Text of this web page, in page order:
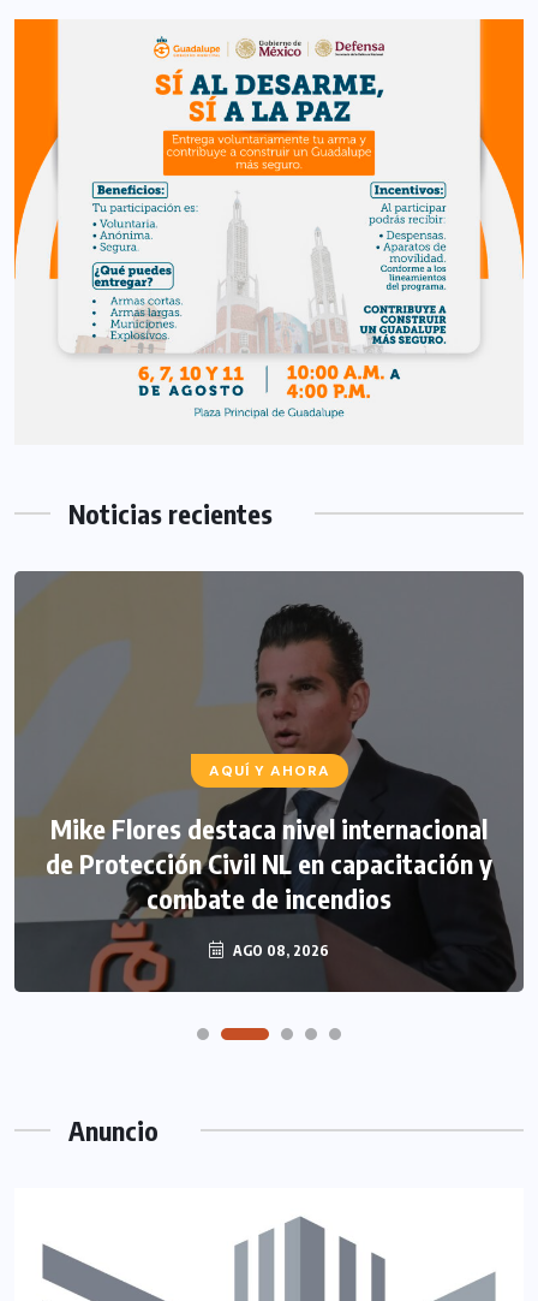
Noticias recientes
AQUÍ Y AHORA
Mike Flores destaca nivel internacional
de Protección Civil NL en capacitación y
combate de incendios
AGO 08, 2026
Anuncio